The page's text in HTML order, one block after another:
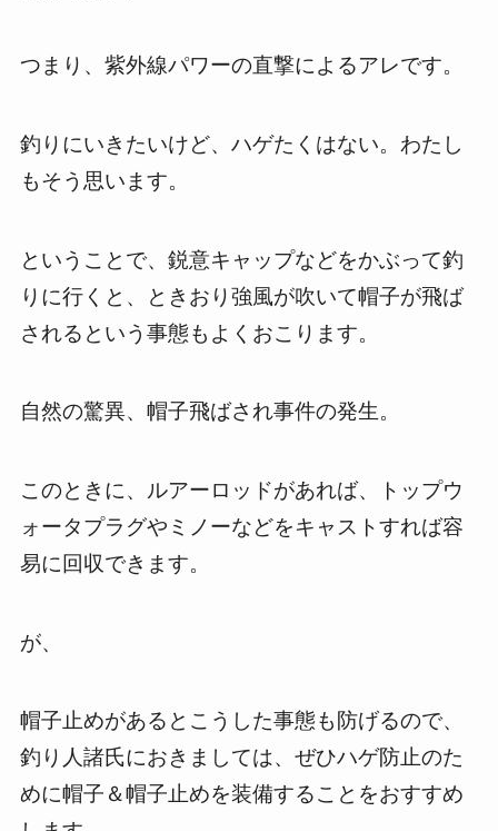
つまり、紫外線パワーの直撃によるアレです。
釣りにいきたいけど、ハゲたくはない。わたし
もそう思います。
ということで、鋭意キャップなどをかぶって釣
りに行くと、ときおり強風が吹いて帽子が飛ば
されるという事態もよくおこります。
自然の驚異、帽子飛ばされ事件の発生。
このときに、ルアーロッドがあれば、トップウ
ォータプラグやミノーなどをキャストすれば容
易に回収できます。
が、
帽子止めがあるとこうした事態も防げるので、
釣り人諸氏におきましては、ぜひハゲ防止のた
めに帽子＆帽子止めを装備することをおすすめ